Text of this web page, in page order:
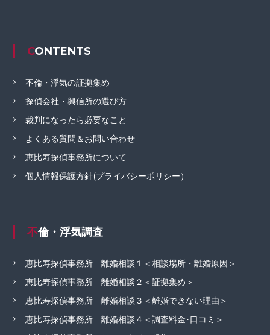
CONTENTS
不倫・浮気の証拠集め
探偵会社・興信所の選び方
裁判になったら必要なこと
よくある質問＆お問い合わせ
恵比寿探偵事務所について
個人情報保護方針(プライバシーポリシー）
不倫・浮気調査
恵比寿探偵事務所 離婚相談１＜相談場所・離婚原因＞
恵比寿探偵事務所 離婚相談２＜証拠集め＞
恵比寿探偵事務所 離婚相談３＜離婚できない理由＞
恵比寿探偵事務所 離婚相談４＜調査料金･口コミ＞